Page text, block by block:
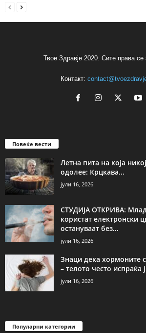
Твое Здравје 2020. Сите права се
Контакт:
Повеќе вести
Летна пита на која
одолее: Крцкава...
јули 16, 2026
СТУДИЈА ОТКРИВА:
користат електронски
остануваат без...
јули 16, 2026
Знаци дека хормоните
– телото често испраќа
јули 16, 2026
Популарни категории